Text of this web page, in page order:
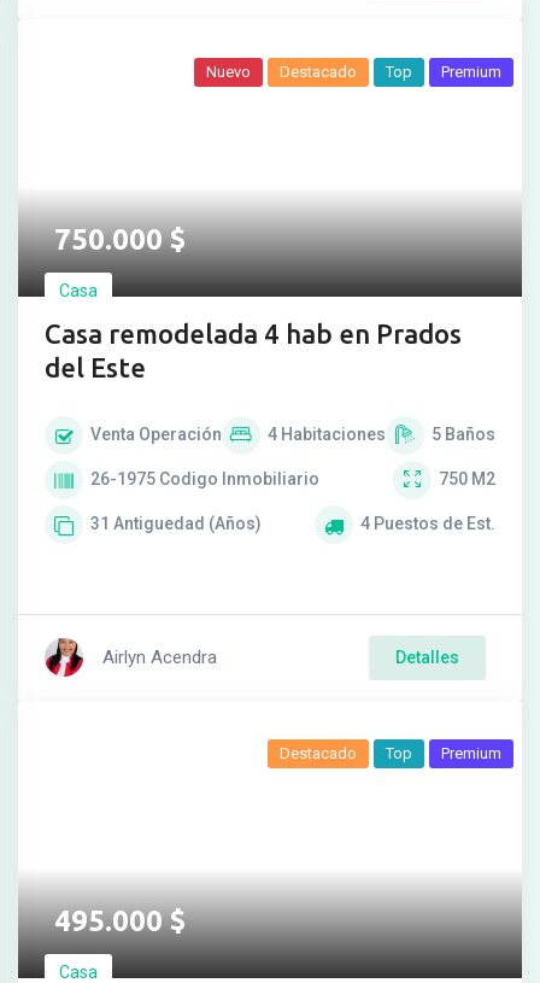
750.000$
Casa
Casa remodelada 4 hab en Prados
del Este
Nuevo Destacado Top Premium
Venta Operación 4 Habitaciones 5 Baños
26-1975 Codigo Inmobiliario 750 M2
31 Antiguedad (Años) 4 Puestos de Est.
Airlyn Acendra Detalles
495.000$
Casa
Destacado Top Premium